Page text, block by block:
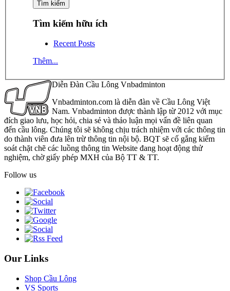
Tìm kiếm hữu ích
Recent Posts
Thêm...
Diễn Đàn Cầu Lông Vnbadminton
Vnbadminton.com là diễn đàn về Cầu Lông Việt
Nam. Vnbadminton được thành lập từ 2012 với mục
đích giao lưu, học hỏi, chia sẻ và thảo luận mọi vấn đề liên quan
đến cầu lông. Chúng tôi sẽ không chịu trách nhiệm với các thông tin
do thành viên đưa lên trừ thông tin nội bộ. BQT sẽ cố gắng kiểm
soát chặt chẽ các luồng thông tin Website đang hoạt động thử
nghiệm, chờ giấy phép MXH của Bộ TT & TT.
Follow us
Our Links
Shop Cầu Lông
VS Sports